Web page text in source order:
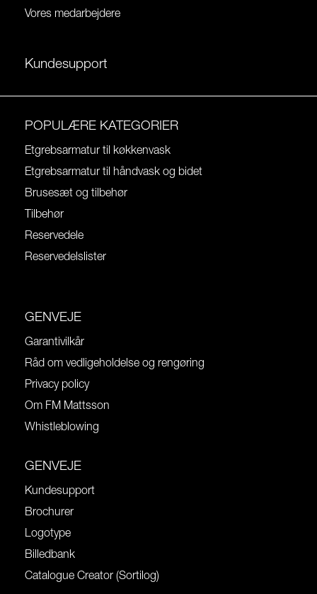
Vores medarbejdere
Kundesupport
POPULÆRE KATEGORIER
Etgrebsarmatur til køkkenvask
Etgrebsarmatur til håndvask og bidet
Brusesæt og tilbehør
Tilbehør
Reservedele
Reservedelslister
GENVEJE
Garantivilkår
Råd om vedligeholdelse og rengøring
Privacy policy
Om FM Mattsson
Whistleblowing
GENVEJE
Kundesupport
Brochurer
Logotype
Billedbank
Catalogue Creator (Sortilog)